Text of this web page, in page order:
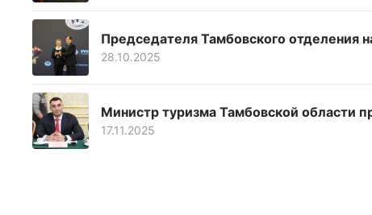
Председателя Тамбовского отделения
28.10.2025
Министр туризма Тамбовской области
17.11.2025